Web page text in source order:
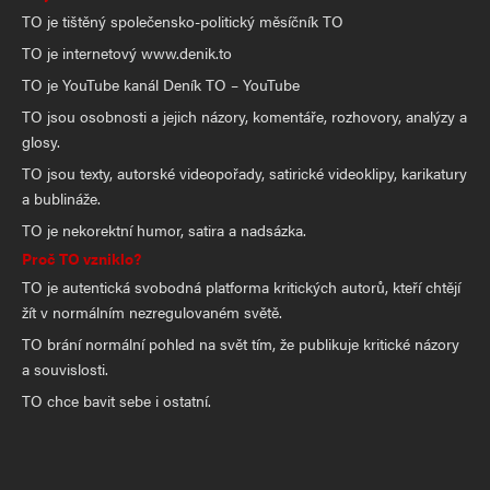
TO je tištěný společensko-politický měsíčník TO
TO je internetový www.denik.to
TO je YouTube kanál Deník TO – YouTube
TO jsou osobnosti a jejich názory, komentáře, rozhovory, analýzy a
glosy.
TO jsou texty, autorské videopořady, satirické videoklipy, karikatury
a bublináže.
TO je nekorektní humor, satira a nadsázka.
Proč TO vzniklo?
TO je autentická svobodná platforma kritických autorů, kteří chtějí
žít v normálním nezregulovaném světě.
TO brání normální pohled na svět tím, že publikuje kritické názory
a souvislosti.
TO chce bavit sebe i ostatní.